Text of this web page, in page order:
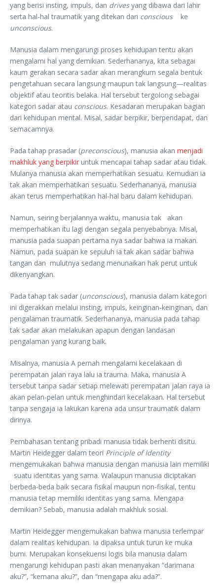
yang berisi insting, impuls, dan drivesyang dibawa dari lahir
serta hal-hal traumatik yang ditekan dari consciouske
unconscious.
Manusia dalam mengarungi proses kehidupan tentu akan
mengalami hal yang demikian. Sederhananya, kita sebagai
kaum gerakan secara sadar akan merangkum segala bentuk
pengetahuan secara langsung maupun tak langsung—realitas
objektif atau teoritis belaka. Hal tersebut tergolong sebagai
kategori sadar atau conscious. Kesadaran merupakan bagian
dari kehidupan mental. Misal, sadar berpikir, berpendapat, dan
semacamnya.
Pada tahap prasadar (preconscious), manusia akan menjadi
makhluk yang berpikir untuk mencapai tahap sadar atau tidak.
Mulanya manusia akan memperhatikan sesuatu. Kemudian ia
tak akan memperhatikan sesuatu. Sederhananya, manusia
akan terus memperhatikan hal-hal baru dalam kehidupan.
Namun, seiring berjalannya waktu, manusia tak akan
memperhatikan itu lagi dengan segala penyebabnya. Misal,
manusia pada suapan pertama nya sadar bahwa ia makan.
Namun, pada suapan ke sepuluh ia tak akan sadar bahwa
tangan dan mulutnya sedang menunaikan hak perut untuk
dikenyangkan.
Pada tahap tak sadar (unconscious), manusia dalam kategori
ini digerakkan melalui insting, impuls, keinginan-keinginan, dan
pengalaman traumatik. Sederhananya, manusia pada tahap
tak sadar akan melakukan apapun dengan landasan
pengalaman yang kurang baik.
Misalnya, manusia A pernah mengalami kecelakaan di
perempatan jalan raya lalu ia trauma. Maka, manusia A
tersebut tanpa sadar setiap melewati perempatan jalan raya ia
akan pelan-pelan untuk menghindari kecelakaan. Hal tersebut
tanpa sengaja ia lakukan karena ada unsur traumatik dalam
dirinya.
Pembahasan tentang pribadi manusia tidak berhenti disitu.
Martin Heidegger dalam teori Principle of Identity
mengemukakan bahwa manusia dengan manusia lain memiliki
suatu identitas yang sama. Walaupun manusia diciptakan
berbeda-beda baik secara fisikal maupun non-fisikal, tentu
manusia tetap memiliki identitas yang sama. Mengapa
demikian? Sebab, manusia adalah makhluk sosial.
Martin Heidegger mengemukakan bahwa manusia terlempar
dalam realitas kehidupan. Ia dipaksa untuk turun ke muka
bumi. Merupakan konsekuensi logis bila manusia dalam
mengarungi kehidupan pasti akan menanyakan “darimana
aku?”, “kemana aku?”, dan “mengapa aku ada?”.